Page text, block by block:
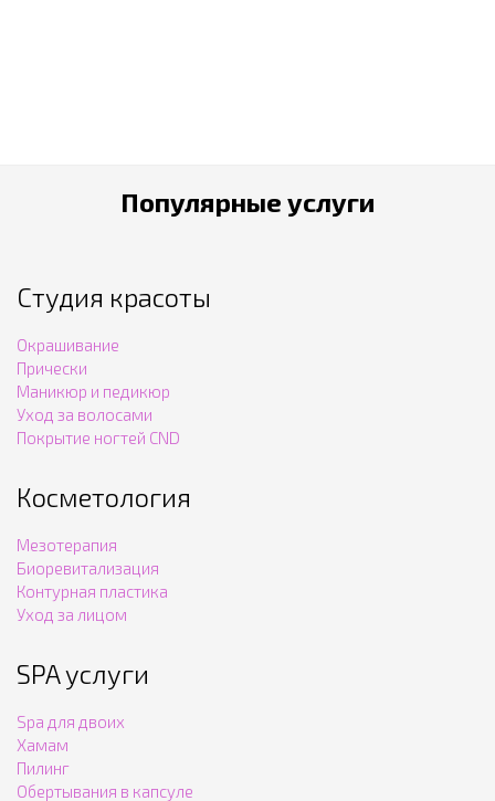
Популярные услуги
Студия красоты
Окрашивание
Прически
Маникюр и педикюр
Уход за волосами
Покрытие ногтей CND
Косметология
Мезотерапия
Биоревитализация
Контурная пластика
Уход за лицом
SPA услуги
Spa для двоих
Хамам
Пилинг
Обертывания в капсуле